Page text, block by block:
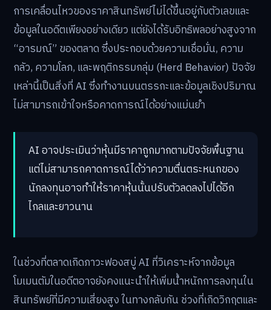
การเคลื่อนไหวของราคาสินทรัพย์ไม่ได้ขึ้นอยู่กับตัวเลขและ
ข้อมูลในอดีตเพียงอย่างเดียว แต่ยังได้รับอิทธิพลอย่างสูงจาก
“อารมณ์” ของตลาด ซึ่งประกอบด้วยความเชื่อมั่น, ความ
กลัว, ความโลภ, และพฤติกรรมกลุ่ม (Herd Behavior) ปัจจัย
เหล่านี้เป็นสิ่งที่ AI ซึ่งทำงานบนตรรกะและข้อมูลเชิงปริมาณ
ไม่สามารถเข้าใจหรือคาดการณ์ได้อย่างแม่นยำ
AI อาจประเมินว่าหุ้นมีราคาถูกมากตามปัจจัยพื้นฐาน
แต่ไม่สามารถคาดการณ์ได้ว่าความตื่นตระหนกของ
นักลงทุนอาจทำให้ราคาหุ้นนั้นปรับตัวลดลงไปได้อีก
ไกลและยาวนาน
ในช่วงที่ตลาดเกิดภาวะฟองสบู่ AI ที่วิเคราะห์จากข้อมูล
โมเมนตัมในอดีตอาจยังคงแนะนำให้เพิ่มน้ำหนักการลงทุนใน
สินทรัพย์ที่มีความเสี่ยงสูง ในทางกลับกัน ช่วงที่เกิดวิกฤตและ